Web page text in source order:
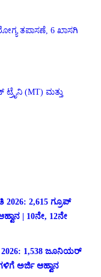
ತಪಾಸಣೆ, 6 ಖಾಸಗಿ
(MT) ಮತ್ತು
2026: 2,615 ಗ್ರೂಪ್
| 10ನೇ, 12ನೇ
2026: 1,538 ಜೂನಿಯರ್
ಅರ್ಜಿ ಆಹ್ವಾನ